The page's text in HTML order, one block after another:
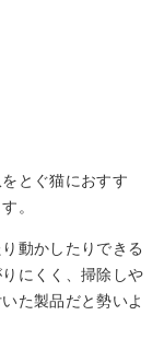
とぐ猫におすす
。
動かしたりできる
にくく、掃除しや
た製品だと勢いよ